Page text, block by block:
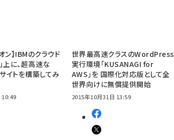
ン】IBMのクラウド
上に、超高速な
トを構築してみ
10:49
世界最高速クラスのWordPress
実行環境「KUSANAGI for
AWS」を 国際化対応版として全
世界向けに無償提供開始
2015年10月31日 13:59